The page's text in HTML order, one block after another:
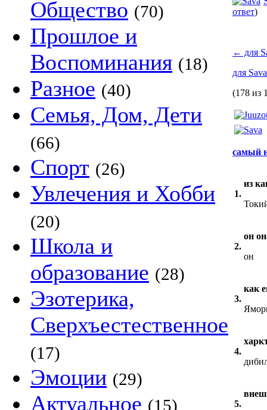
Общество (70)
Прошлое и
Воспоминания (18)
Разное (40)
Семья, Дом, Дети
(66)
Спорт (26)
Увлечения и Хобби
(20)
Школа и
образование (28)
Эзотерика,
Сверхъестественное
(17)
Эмоции (29)
Актуальное (15)
ответ)
← для
для
(178 из
самый
1.
из
2.
он
он
3.
как
4.
5.